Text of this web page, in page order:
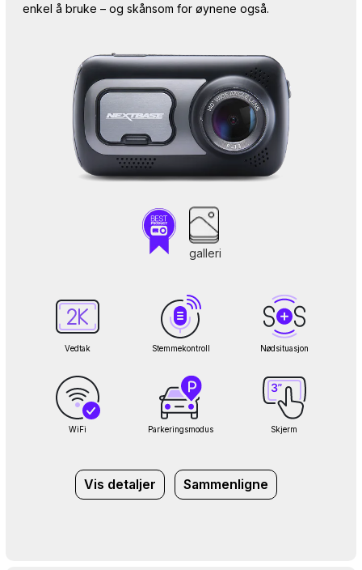
enkel å bruke – og skånsom for øynene også.
galleri
Vedtak Stemmekontroll Nødsituasjon
WiFi Parkeringsmodus Skjerm
Vis detaljer Sammenligne